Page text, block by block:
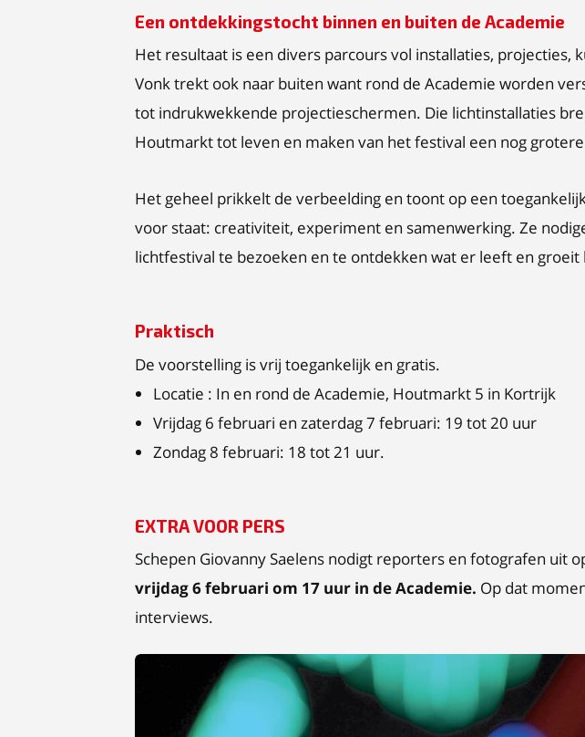
Een ontdekkingstocht binnen en buiten de Academie
Het resultaat is een divers parcours vol installaties, projecties,
Vonk trekt ook naar buiten want rond de Academie worden
tot indrukwekkende projectieschermen. Die lichtinstallaties
Houtmarkt tot leven en maken van het festival een nog
Het geheel prikkelt de verbeelding en toont op een
voor staat: creativiteit, experiment en samenwerking. Ze
lichtfestival te bezoeken en te ontdekken wat er leeft en groeit
Praktisch
De voorstelling is vrij toegankelijk en gratis.
Locatie : In en rond de Academie, Houtmarkt 5 in Kortrijk
Vrijdag 6 februari en zaterdag 7 februari: 19 tot 20 uur
Zondag 8 februari: 18 tot 21 uur.
EXTRA VOOR PERS
Schepen Giovanny Saelens nodigt reporters en fotografen uit
vrijdag 6 februari om 17 uur in de Academie. Op dat
interviews.